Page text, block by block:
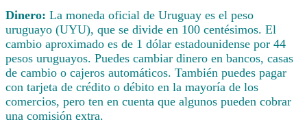
Dinero: La moneda oficial de Uruguay es el peso
uruguayo (UYU), que se divide en 100 centésimos. El
cambio aproximado es de 1 dólar estadounidense por 44
pesos uruguayos. Puedes cambiar dinero en bancos, casas
de cambio o cajeros automáticos. También puedes pagar
con tarjeta de crédito o débito en la mayoría de los
comercios, pero ten en cuenta que algunos pueden cobrar
una comisión extra.